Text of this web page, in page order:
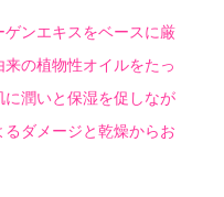
ゲンエキスをベースに厳
の植物性オイルをたっ
に潤いと保湿を促しなが
るダメージと乾燥からお